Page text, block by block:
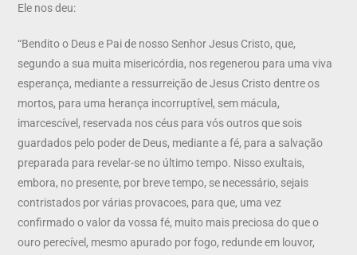
Ele nos deu:
“Bendito o Deus e Pai de nosso Senhor Jesus Cristo, que,
segundo a sua muita misericórdia, nos regenerou para uma viva
esperança, mediante a ressurreição de Jesus Cristo dentre os
mortos, para uma herança incorruptível, sem mácula,
imarcescível, reservada nos céus para vós outros que sois
guardados pelo poder de Deus, mediante a fé, para a salvação
preparada para revelar-se no último tempo. Nisso exultais,
embora, no presente, por breve tempo, se necessário, sejais
contristados por várias provacoes, para que, uma vez
confirmado o valor da vossa fé, muito mais preciosa do que o
ouro perecível, mesmo apurado por fogo, redunde em louvor,